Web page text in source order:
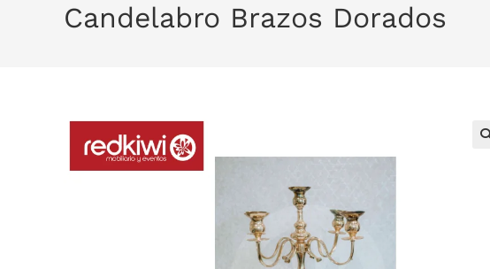
Candelabro Brazos Dorados